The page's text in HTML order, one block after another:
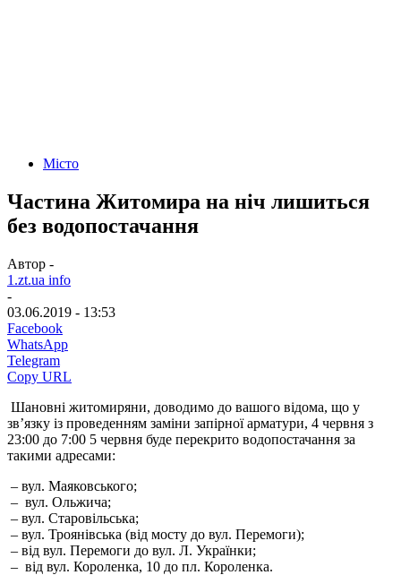
Місто
Частина Житомира на ніч лишиться
без водопостачання
Автор -
1.zt.ua info
-
03.06.2019 - 13:53
Facebook
WhatsApp
Telegram
Copy URL
Шановні житомиряни, доводимо до вашого відома, що у
зв’язку із проведенням заміни запірної арматури, 4 червня з
23:00 до 7:00 5 червня буде перекрито водопостачання за
такими адресами:
– вул. Маяковського;
– вул. Ольжича;
– вул. Старовільська;
– вул. Троянівська (від мосту до вул. Перемоги);
– від вул. Перемоги до вул. Л. Українки;
– від вул. Короленка, 10 до пл. Короленка.